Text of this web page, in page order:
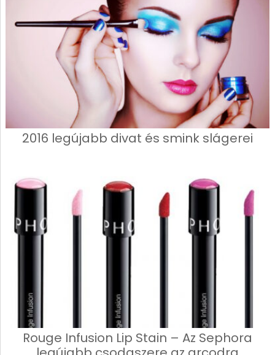
2016 legújabb divat és smink slágerei
Rouge Infusion Lip Stain – Az Sephora